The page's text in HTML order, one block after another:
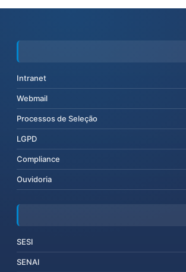
Intranet
Webmail
Processos de Seleção
LGPD
Compliance
Ouvidoria
SESI
SENAI